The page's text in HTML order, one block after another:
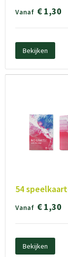
Vanaf € 1,30
Bekijken
54
Vanaf € 1,30
Bekijken